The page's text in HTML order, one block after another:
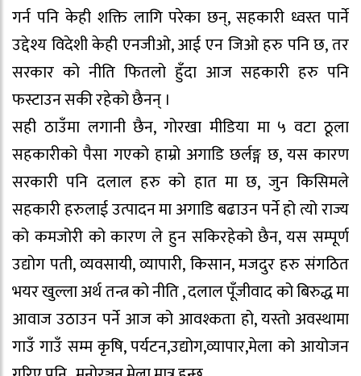
गर्न पनि केही शक्ति लागि परेका छन्, सहकारी ध्वस्त पार्ने
उद्देश्य विदेशी केही एनजीओ, आई एन जिओ हरु पनि छ, तर
सरकार को नीति फितलो हुँदा आज सहकारी हरु पनि
फस्टाउन सकी रहेको छैनन् ।
सही ठाउँमा लगानी छैन, गोरखा मीडिया मा ५ वटा ठूला
सहकारीको पैसा गएको हाम्रो अगाडि छर्लङ्ग छ, यस कारण
सरकारी पनि दलाल हरु को हात मा छ, जुन किसिमले
सहकारी हरुलाई उत्पादन मा अगाडि बढाउन पर्ने हो त्यो राज्य
को कमजोरी को कारण ले हुन सकिरहेको छैन, यस सम्पूर्ण
उद्योग पती, व्यवसायी, व्यापारी, किसान, मजदुर हरु संगठित
भयर खुल्ला अर्थ तन्त्र को नीति , दलाल पूँजीवाद को बिरुद्ध मा
आवाज उठाउन पर्ने आज को आवश्कता हो, यस्तो अवस्थामा
गाउँ गाउँ सम्म कृषि, पर्यटन,उद्योग,व्यापार,मेला को आयोजन